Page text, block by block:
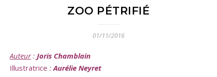
ZOO PÉTRIFIÉ
01/11/2016
Auteur : Joris Chamblain
Illustratrice :Aurélie Neyret